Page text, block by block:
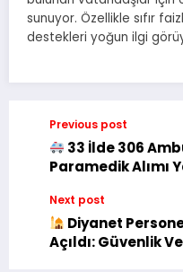
sunuyor. Özellikle sıfır
destekleri yoğun ilgi
Previous post
33 İlde 306
Paramedik Alımı
Next post
Diyanet
Açıldı: Güvenlik